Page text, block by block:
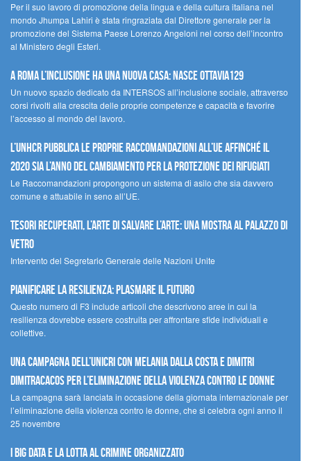
Per il suo lavoro di promozione della lingua e della cultura italiana nel
mondo Jhumpa Lahiri è stata ringraziata dal Direttore generale per la
promozione del Sistema Paese Lorenzo Angeloni nel corso dell’incontro
al Ministero degli Esteri.
A Roma l’inclusione ha una nuova casa: nasce Ottavia129
Un nuovo spazio dedicato da INTERSOS all’inclusione sociale, attraverso
corsi rivolti alla crescita delle proprie competenze e capacità e favorire
l’accesso al mondo del lavoro.
L’UNHCR pubblica le proprie raccomandazioni all’UE affinché il
2020 sia l’anno del cambiamento per la protezione dei rifugiati
Le Raccomandazioni propongono un sistema di asilo che sia davvero
comune e attuabile in seno all’UE.
Tesori recuperati, l’arte di salvare l’arte: una mostra al Palazzo di
Vetro
Intervento del Segretario Generale delle Nazioni Unite
Pianificare la resilienza: plasmare il futuro
Questo numero di F3 include articoli che descrivono aree in cui la
resilienza dovrebbe essere costruita per affrontare sfide individuali e
collettive.
Una campagna dell’UNICRI con Melania Dalla Costa e Dimitri
Dimitracacos per l’eliminazione della violenza contro le donne
La campagna sarà lanciata in occasione della giornata internazionale per
l’eliminazione della violenza contro le donne, che si celebra ogni anno il
25 novembre
I Big Data e la lotta al crimine organizzato